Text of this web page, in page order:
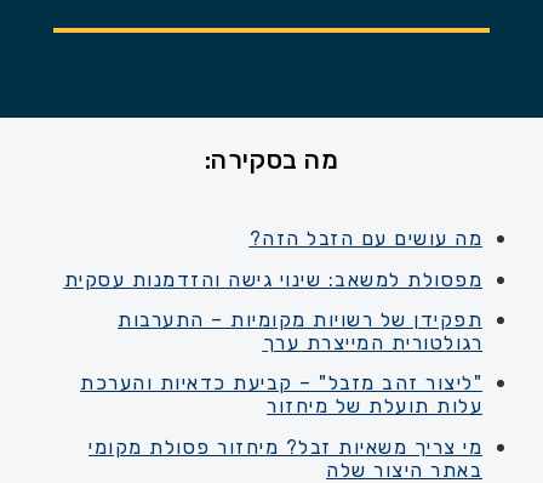
מה בסקירה:
מה עושים עם הזבל הזה?
מפסולת למשאב: שינוי גישה והזדמנות עסקית
תפקידן של רשויות מקומיות – התערבות
רגולטורית המייצרת ערך
"ליצור זהב מזבל" – קביעת כדאיות והערכת
עלות תועלת של מיחזור
מי צריך משאיות זבל? מיחזור פסולת מקומי
באתר היצור שלה